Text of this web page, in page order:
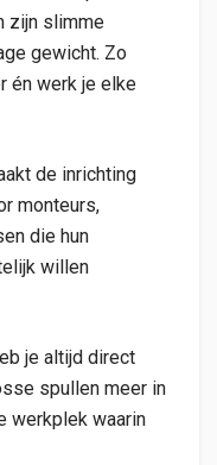
zijn slimme
gewicht. Zo
én werk je elke
de inrichting
monteurs,
die hun
willen
je altijd direct
spullen meer in
werkplek waarin